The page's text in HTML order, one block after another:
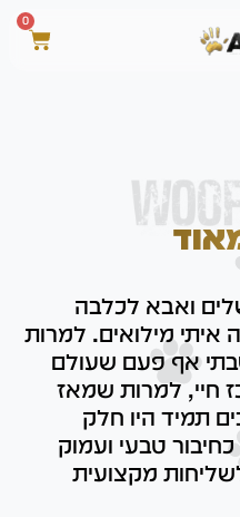
0
גר בירושלים ואבא לכלבה
מילואים. למרות
אף פעם שעולם
חיי, למרות שמאז
תמיד היו חלק
טבעי ועמוק
מקצועית